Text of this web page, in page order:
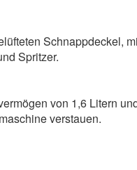
Schnappdeckel,
Spritzer.
von 1,6 Litern
verstauen.